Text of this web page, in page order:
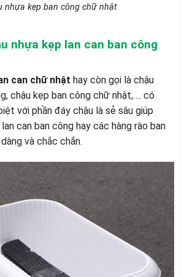
nhựa kẹp ban công chữ nhật
nhựa kẹp lan can ban công
can chữ nhật hay còn gọi là chậu
chậu kẹp ban công chữ nhật,…. có
với phần đáy chậu là sẻ sâu giúp
can ban công hay các hàng rào ban
và chắc chắn.